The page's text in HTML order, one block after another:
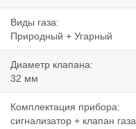
Виды газа:
Природный + Угарный
Диаметр клапана:
32 мм
Комплектация прибора:
сигнализатор + клапан газа